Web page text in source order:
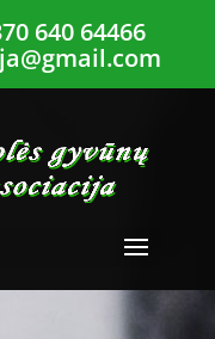
640 64466